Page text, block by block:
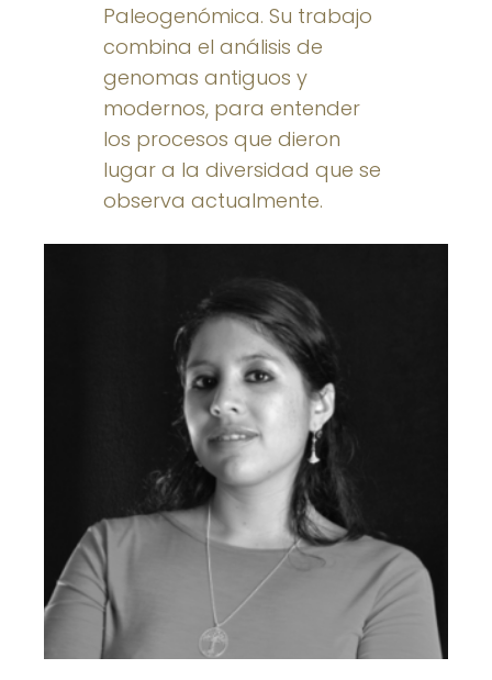
Paleogenómica. Su trabajo
combina el análisis de
genomas antiguos y
modernos, para entender
los procesos que dieron
lugar a la diversidad que se
observa actualmente.